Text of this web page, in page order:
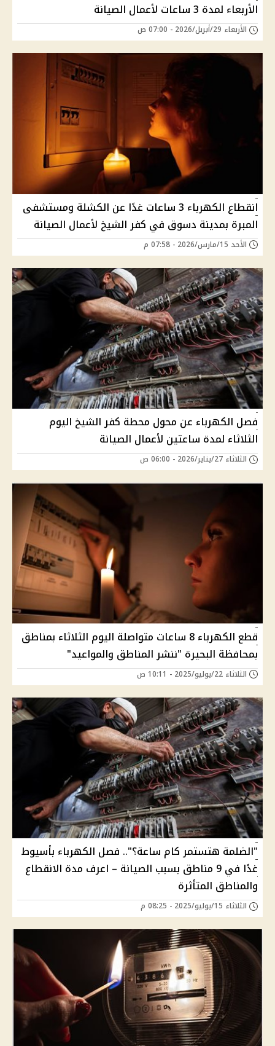
الأربعاء لمدة 3 ساعات لأعمال الصيانة
الأربعاء 29/أبريل/2026 - 07:00 ص
انقطاع الكهرباء 3 ساعات غدًا عن الكشلة ومستشفى
المبرة بمدينة دسوق في كفر الشيخ لأعمال الصيانة
الأحد 15/مارس/2026 - 07:58 م
فصل الكهرباء عن محول محطة كفر الشيخ اليوم
الثلاثاء لمدة ساعتين لأعمال الصيانة
الثلاثاء 27/يناير/2026 - 06:00 ص
قطع الكهرباء 8 ساعات متواصلة اليوم الثلاثاء بمناطق
بمحافظة البحيرة "ننشر المناطق والمواعيد"
الثلاثاء 22/يوليو/2025 - 10:11 ص
"الضلمة هتستمر كام ساعة؟".. فصل الكهرباء بأسيوط
غدًا في 9 مناطق بسبب الصيانة – اعرف مدة الانقطاع
والمناطق المتأثرة
الثلاثاء 15/يوليو/2025 - 08:25 م